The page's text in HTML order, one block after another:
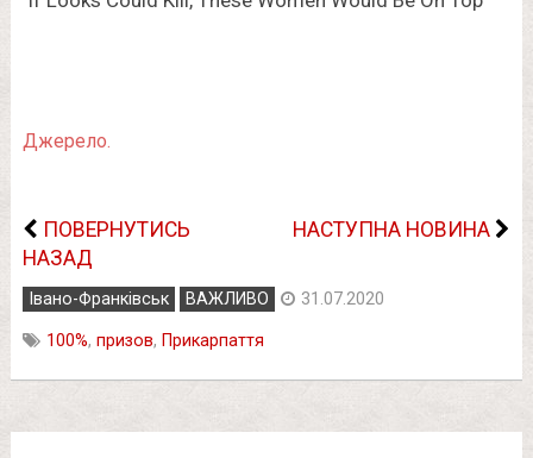
Джерело.
ПОВЕРНУТИСЬ
НАЗАД
НАСТУПНА НОВИНА
Івано-Франківськ ВАЖЛИВО 31.07.2020
100%, призов, Прикарпаття